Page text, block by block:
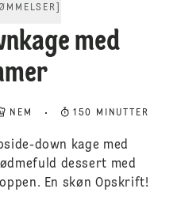
med
NEM 150 MINUTTER
down kage med
dessert med
En skøn Opskrift!